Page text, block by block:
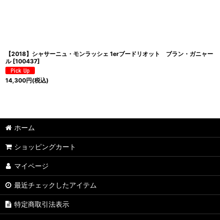
【2018】シャサーニュ・モンラッシェ 1erブードリオット ブラン・ガニャー
ル [100437]
14,300円(税込)
ホーム
ショッピングカート
マイページ
最近チェックしたアイテム
特定商取引法表示